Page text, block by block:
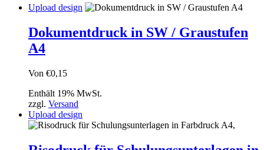
Upload design
Dokumentdruck in SW / Graustufen
A4
Von €0,15
Enthält 19% MwSt.
zzgl. Versand
Upload design